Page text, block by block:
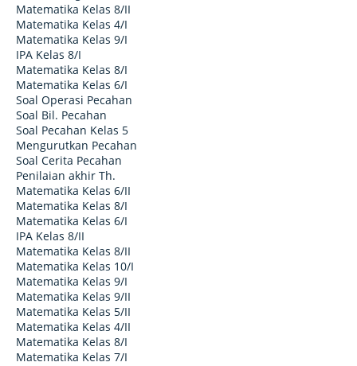
Matematika Kelas 8/II
Matematika Kelas 4/I
Matematika Kelas 9/I
IPA Kelas 8/I
Matematika Kelas 8/I
Matematika Kelas 6/I
Soal Operasi Pecahan
Soal Bil. Pecahan
Soal Pecahan Kelas 5
Mengurutkan Pecahan
Soal Cerita Pecahan
Penilaian akhir Th.
Matematika Kelas 6/II
Matematika Kelas 8/I
Matematika Kelas 6/I
IPA Kelas 8/II
Matematika Kelas 8/II
Matematika Kelas 10/I
Matematika Kelas 9/I
Matematika Kelas 9/II
Matematika Kelas 5/II
Matematika Kelas 4/II
Matematika Kelas 8/I
Matematika Kelas 7/I